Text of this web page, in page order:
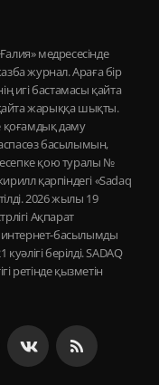
журнал. Араға бір
игі бастамасы қайта
қайта жарыққа шықты.
қоғамдық даму
басылымын,
есепке қою туралы №
қарпіндегі «Sadaq
2026 жылы 19
Ақпарат
интернет-басылымды
берілді. SADAQ
ретінде қызметін